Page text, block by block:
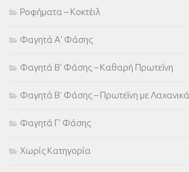
Ροφήματα – Κοκτέιλ
Φαγητά Α' Φάσης
Φαγητά Β' Φάσης – Καθαρή Πρωτεΐνη
Φαγητά Β' Φάσης – Πρωτεΐνη με Λαχανικά
Φαγητά Γ' Φάσης
Χωρίς Κατηγορία